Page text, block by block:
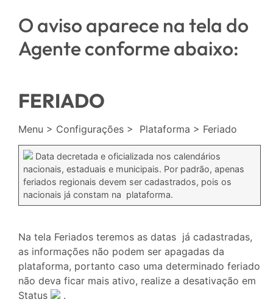
O aviso aparece na tela do
Agente conforme abaixo:
FERIADO
Menu > Configurações > Plataforma > Feriado
Data decretada e oficializada nos calendários
nacionais, estaduais e municipais. Por padrão, apenas
feriados regionais devem ser cadastrados, pois os
nacionais já constam na plataforma.
Na tela Feriados teremos as datas já cadastradas,
as informações não podem ser apagadas da
plataforma, portanto caso uma determinado feriado
não deva ficar mais ativo, realize a desativação em
Status
.